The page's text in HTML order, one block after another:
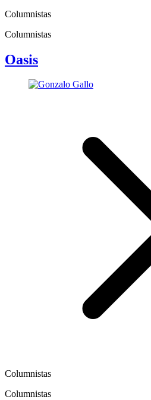
Columnistas
Columnistas
Oasis
Columnistas
Columnistas